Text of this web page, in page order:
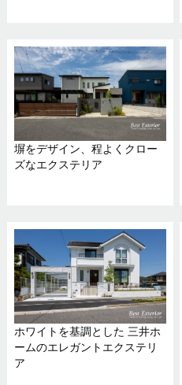
塀をデザイン、程よくクロー
ズなエクステリア
ホワイトを基調とした 三井ホ
ームのエレガントエクステリ
ア